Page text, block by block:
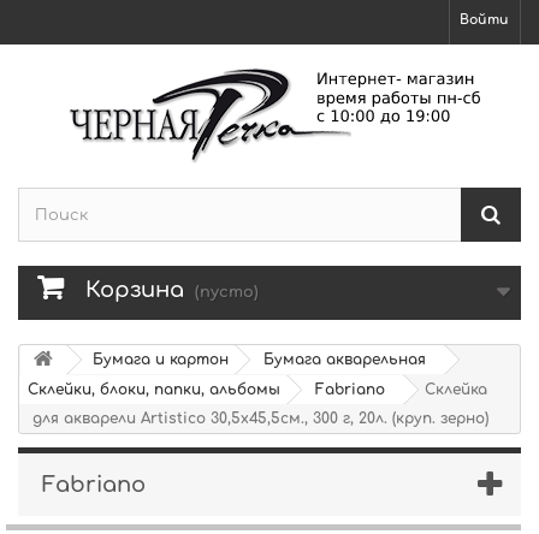
Войти
Корзина (пусто)
Бумага и картон
Бумага акварельная
Склейки, блоки, папки, альбомы
Fabriano
Склейка
для акварели Artistico 30,5х45,5см., 300 г, 20л. (круп. зерно)
Fabriano